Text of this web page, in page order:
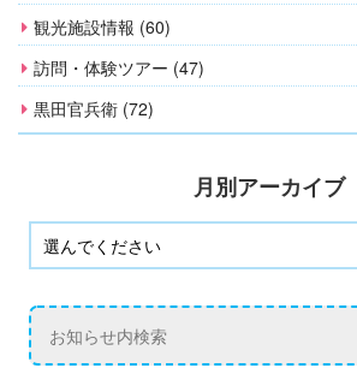
観光施設情報 (60)
訪問・体験ツアー (47)
黒田官兵衛 (72)
月別アーカイブ